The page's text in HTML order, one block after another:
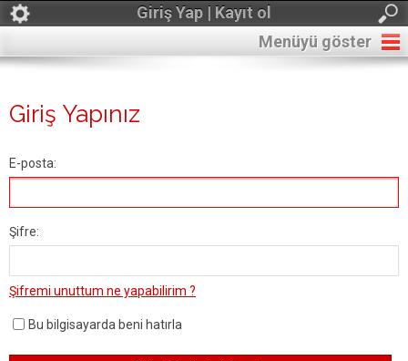
Giriş Yap | Kayıt ol
Menüyü göster
Giriş Yapınız
E-posta:
Şifre:
Şifremi unuttum ne yapabilirim ?
Bu bilgisayarda beni hatırla